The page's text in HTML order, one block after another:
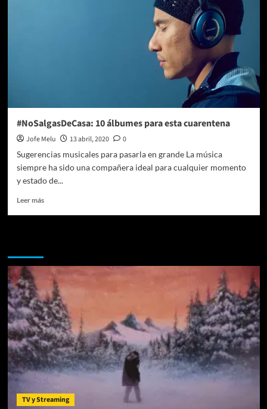
#NoSalgasDeCasa: 10 álbumes para esta cuarentena
Jofe Melu 13 abril, 2020
0
Sugerencias musicales para pasarla en grande La música
siempre ha sido una compañera ideal para cualquier momento
y estado de...
Leer másLeer
álbumes
para
esta
cuarentena
TV y Streaming